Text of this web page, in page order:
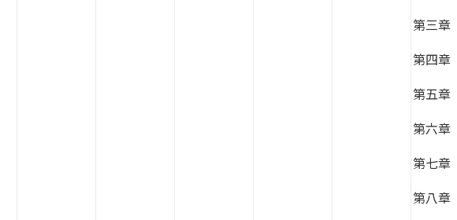
第三章
第四章
第五章
第六章
第七章
第八章